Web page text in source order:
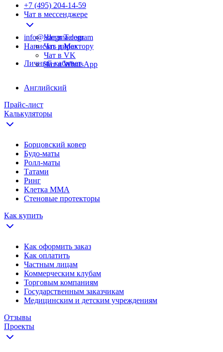
+7 (495) 204-14-59
Чат в мессенджере
Чат в Telegram
Чат в Max
Чат в VK
Чат в WhatsApp
info@adegma.com
Написать директору
Личный кабинет
Английский
Прайс-лист
Калькуляторы
Борцовский ковер
Будо-маты
Ролл-маты
Татами
Ринг
Клетка ММА
Стеновые протекторы
Как купить
Как оформить заказ
Как оплатить
Частным лицам
Коммерческим клубам
Торговым компаниям
Государственным заказчикам
Медицинским и детским учреждениям
Отзывы
Проекты